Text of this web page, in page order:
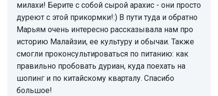
милахи! Берите с собой сырой арахис - они просто
дуреют с этой прикормки!:) В пути туда и обратно
Марьям очень интересно рассказывала нам про
историю Малайзии, ее культуру и обычаи. Также
смогли проконсультироваться по питанию: как
правильно пробовать дуриан, куда поехать на
шопинг и по китайскому кварталу. Спасибо
большое!